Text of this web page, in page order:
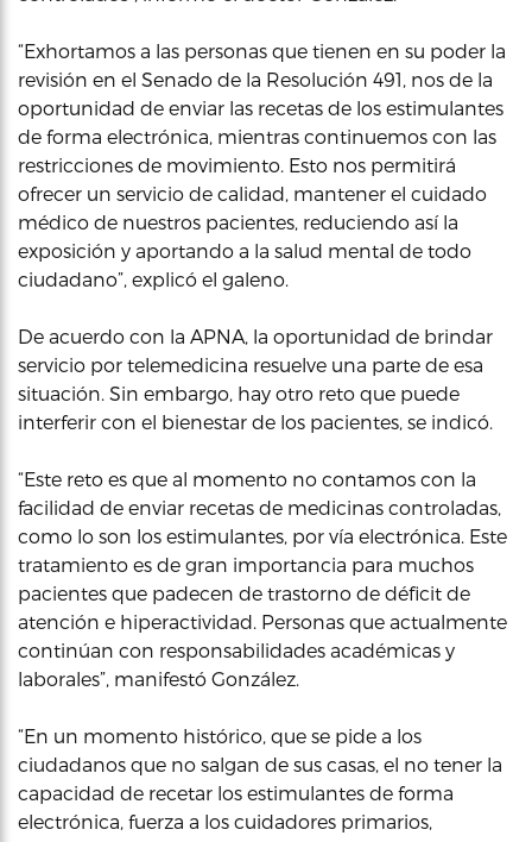
“Exhortamos a las personas que tienen en su poder la
revisión en el Senado de la Resolución 491, nos de la
oportunidad de enviar las recetas de los estimulantes
de forma electrónica, mientras continuemos con las
restricciones de movimiento. Esto nos permitirá
ofrecer un servicio de calidad, mantener el cuidado
médico de nuestros pacientes, reduciendo así la
exposición y aportando a la salud mental de todo
ciudadano”, explicó el galeno.
De acuerdo con la APNA, la oportunidad de brindar
servicio por telemedicina resuelve una parte de esa
situación. Sin embargo, hay otro reto que puede
interferir con el bienestar de los pacientes, se indicó.
“Este reto es que al momento no contamos con la
facilidad de enviar recetas de medicinas controladas,
como lo son los estimulantes, por vía electrónica. Este
tratamiento es de gran importancia para muchos
pacientes que padecen de trastorno de déficit de
atención e hiperactividad. Personas que actualmente
continúan con responsabilidades académicas y
laborales”, manifestó González.
“En un momento histórico, que se pide a los
ciudadanos que no salgan de sus casas, el no tener la
capacidad de recetar los estimulantes de forma
electrónica, fuerza a los cuidadores primarios,